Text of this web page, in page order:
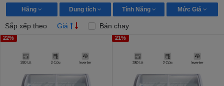
Hãng Dung tích Tính Năng Mức Giá
Sắp xếp theo Giá Bán chạy
22% 21%